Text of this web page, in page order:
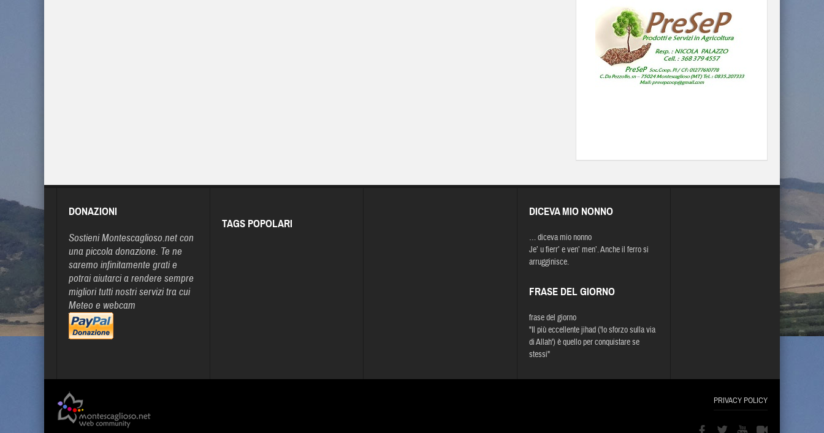
DONAZIONI
Sostieni Montescaglioso.net con
una piccola donazione. Te ne
saremo infinitamente grati e
potrai aiutarci a rendere sempre
migliori tutti nostri servizi tra cui
Meteo e webcam
TAGS POPOLARI
DICEVA MIO NONNO
… diceva mio nonno
Je’ u fierr’ e ven’ men’. Anche il ferro si
arrugginisce.
FRASE DEL GIORNO
frase del giorno
"Il più eccellente jihad ('lo sforzo sulla via
di Allah') è quello per conquistare se
stessi"
PRIVACY POLICY